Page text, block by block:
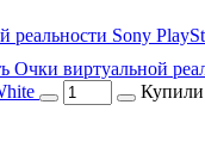
реальности Sony
Очки виртуальной
Купили